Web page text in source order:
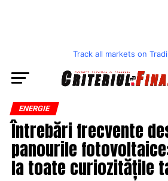
Track all markets on
ENERGIE
Întrebări frecvente
panourile
la toate curiozitățile